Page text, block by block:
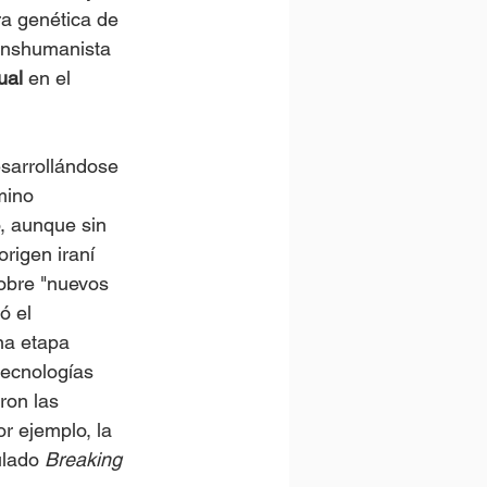
genética de
en el
aunque sin
iraní
"nuevos
el
etapa
las
ejemplo, la
Breaking